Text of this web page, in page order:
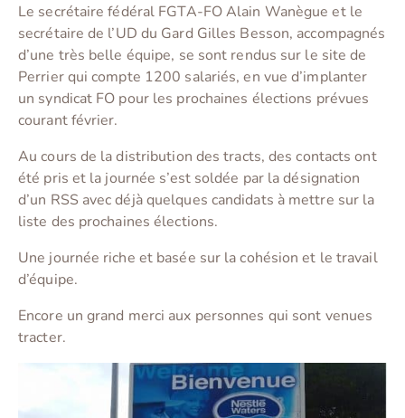
Le secrétaire fédéral FGTA-FO Alain Wanègue et le
secrétaire de l’UD du Gard Gilles Besson, accompagnés
d’une très belle équipe, se sont rendus sur le site de
Perrier qui compte 1200 salariés, en vue d’implanter
un syndicat FO pour les prochaines élections prévues
courant février.
Au cours de la distribution des tracts, des contacts ont
été pris et la journée s’est soldée par la désignation
d’un RSS avec déjà quelques candidats à mettre sur la
liste des prochaines élections.
Une journée riche et basée sur la cohésion et le travail
d’équipe.
Encore un grand merci aux personnes qui sont venues
tracter.